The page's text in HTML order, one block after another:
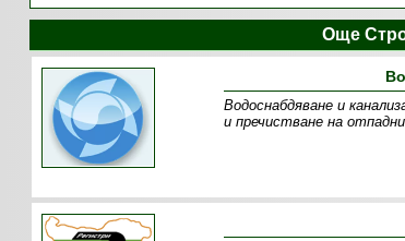
Още
Водоснабдяване и
и пречистване на